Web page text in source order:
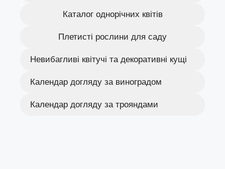
Каталог однорічних квітів
Плетисті рослини для саду
Невибагливі квітучі та декоративні кущі
Календар догляду за виноградом
Календар догляду за трояндами